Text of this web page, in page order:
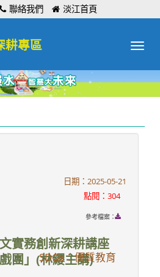
聯絡我們 淡江首頁
Toggle
耕專區
日期：2025-05-21
點閱：304
參考檔案：
實務創新深耕講座
團」(林纓主講)
SDGs：優質教育